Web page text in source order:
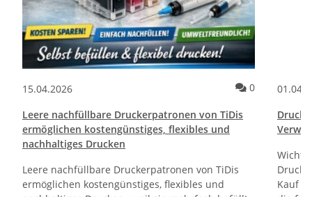
15.04.2026 Kommentare
0
Leere nachfüllbare Druckerpatronen von TiDis
ermöglichen kostengünstiges, flexibles und
nachhaltiges Drucken
Leere nachfüllbare Druckerpatronen von TiDis
ermöglichen kostengünstiges, flexibles und
Kauf